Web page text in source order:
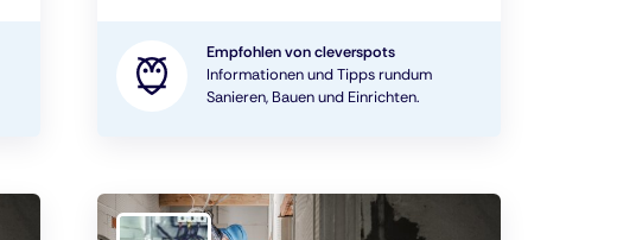
Empfohlen von cleverspots
Informationen und Tipps rundum
Sanieren, Bauen und Einrichten.